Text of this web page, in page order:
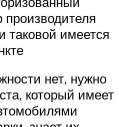
таковой имеется
нет, нужно
который имеет